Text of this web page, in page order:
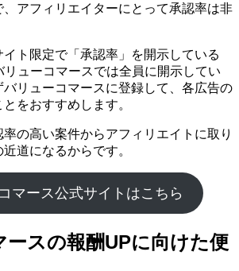
アフィリエイターにとって承認率は非
ト限定で「承認率」を開示している
ューコマースでは全員に開示してい
バリューコマースに登録して、各広告の
をおすすめします。
の高い案件からアフィリエイトに取り
道になるからです。
マース公式サイトはこちら
ースの報酬UPに向けた便